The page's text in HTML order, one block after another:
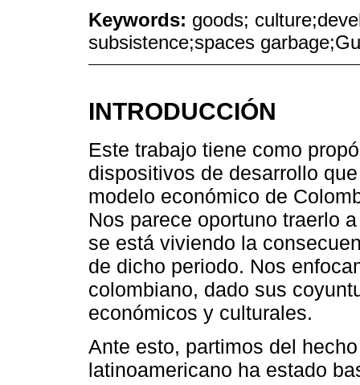
Keywords: goods;
subsistence;spaces
INTRODUCCIÓN
Este trabajo tiene como
dispositivos de desarrollo
modelo económico de
Nos parece oportuno traerlo
se está viviendo la
de dicho periodo. Nos
colombiano, dado sus
económicos y culturales.
Ante esto, partimos del
latinoamericano ha estado